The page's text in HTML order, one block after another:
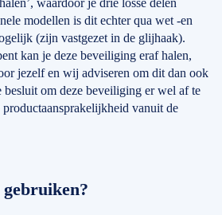
waardoor je drie losse delen
modellen is dit echter qua wet -en
(zijn vastgezet in de glijhaak).
kan je deze beveiliging eraf halen,
jezelf en wij adviseren om dit dan ook
besluit om deze beveiliging er wel af te
vanuit de